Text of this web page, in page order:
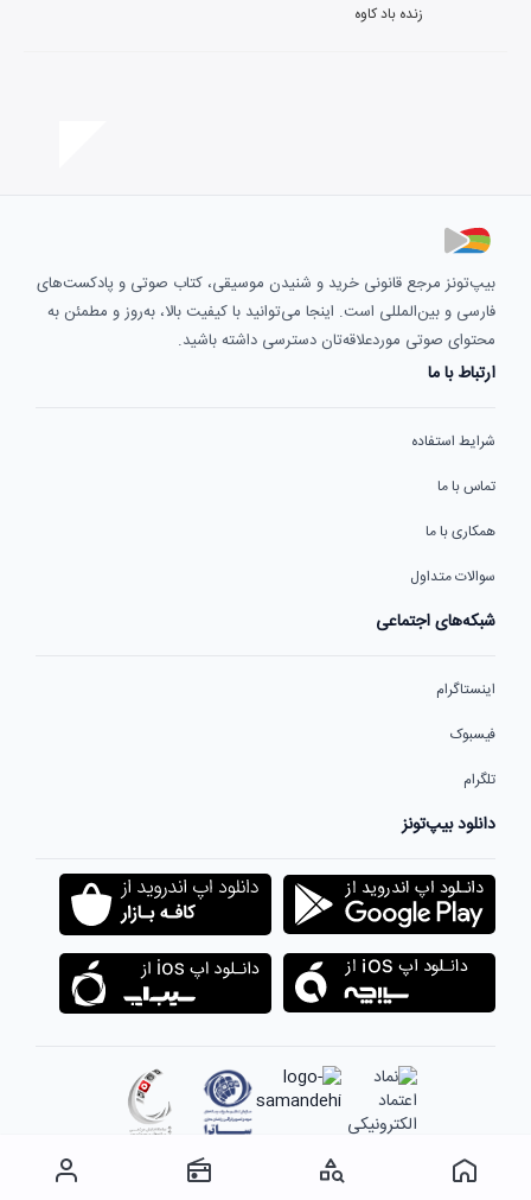
زنده باد کاوه
بیپ‌تونز مرجع قانونی خرید و شنیدن موسیقی، کتاب صوتی و پادکست‌های
فارسی و بین‌المللی است. اینجا می‌توانید با کیفیت بالا، به‌روز و مطمئن به
محتوای صوتی موردعلاقه‌تان دسترسی داشته باشید.
ارتباط با ما
شرایط استفاده
تماس با ما
همکاری با ما
سوالات متداول
شبکه‌های اجتماعی
اینستاگرام
فیسبوک
تلگرام
دانلود بیپ‌تونز